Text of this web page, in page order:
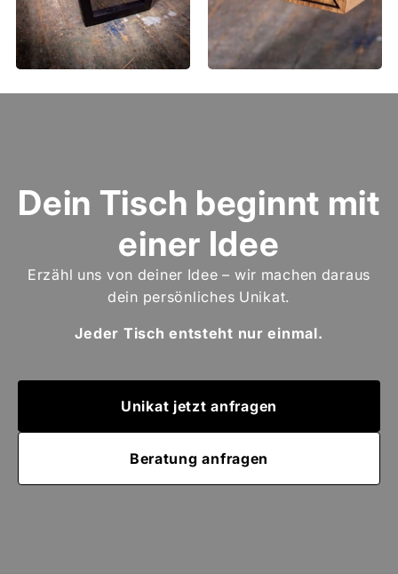
Dein Tisch beginnt mit
einer Idee
Erzähl uns von deiner Idee – wir machen daraus
dein persönliches Unikat.
Jeder Tisch entsteht nur einmal.
Unikat jetzt anfragen
Beratung anfragen